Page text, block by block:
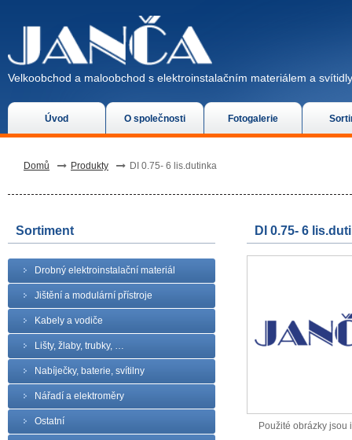
Úvod O společnosti Fotogalerie
Velkoobchod a maloobchod s elektroinstalačním materiálem a
Domů Produkty DI 0.75- 6 lis.dutinka
Sortiment
Drobný elektroinstalační materiál
Jištění a modulární přístroje
Kabely a vodiče
Lišty, žlaby, trubky, …
Nabíječky, baterie, svítilny
Nářadí a elektroměry
Ostatní
DI 0.75- 6
Použité obrázky jsou